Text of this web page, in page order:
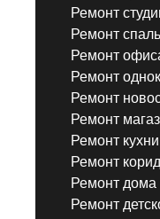
Ремонт
Ремонт
Ремонт
Ремонт
Ремонт
Ремонт
Ремонт
Ремонт
Ремонт дома
Ремонт